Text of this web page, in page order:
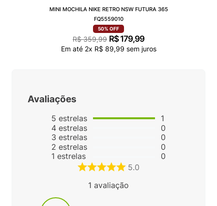
MINI MOCHILA NIKE RETRO NSW FUTURA 365
FQ5559010
50% OFF
R$ 359,99 R$ 179,99
Em até 2x R$ 89,99 sem juros
Avaliações
5 estrelas
4 estrelas
3 estrelas
2 estrelas
1 estrelas
1
0
0
0
0
5.0
1 avaliação